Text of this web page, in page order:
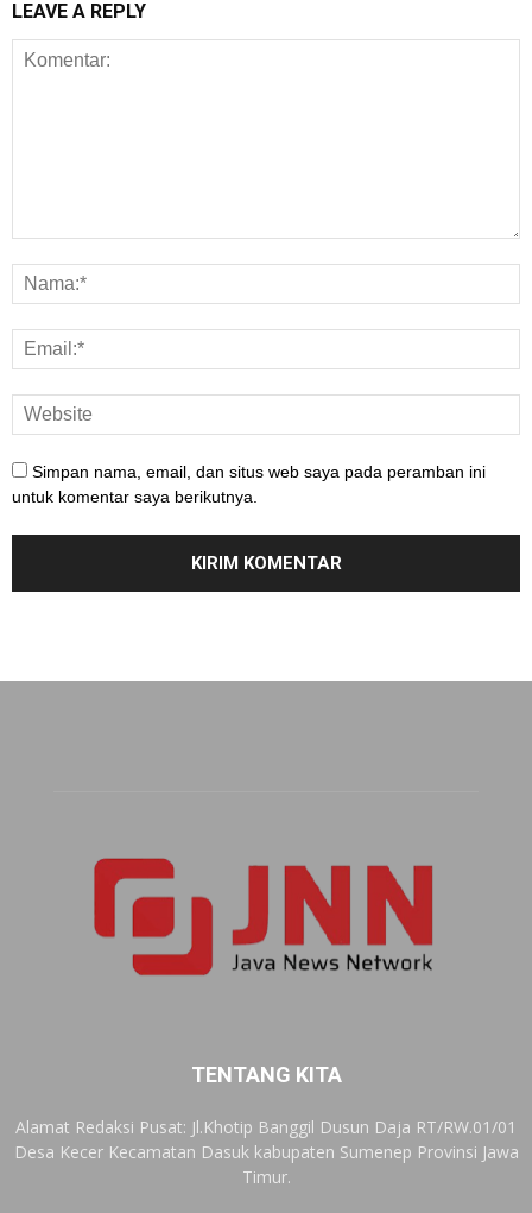
LEAVE A REPLY
Simpan nama, email, dan situs web saya pada peramban ini
untuk komentar saya berikutnya.
TENTANG KITA
Alamat Redaksi Pusat: Jl.Khotip Banggil Dusun Daja RT/RW.01/01
Desa Kecer Kecamatan Dasuk kabupaten Sumenep Provinsi Jawa
Timur.